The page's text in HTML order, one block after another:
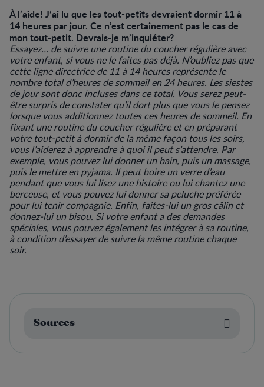
À l’aide! J’ai lu que les tout-petits devraient dormir 11 à
14 heures par jour. Ce n’est certainement pas le cas de
mon tout-petit. Devrais-je m’inquiéter?
Essayez… de suivre une routine du coucher régulière avec
votre enfant, si vous ne le faites pas déjà. N’oubliez pas que
cette ligne directrice de 11 à 14 heures représente le
nombre total d’heures de sommeil en 24 heures. Les siestes
de jour sont donc incluses dans ce total. Vous serez peut-
être surpris de constater qu’il dort plus que vous le pensez
lorsque vous additionnez toutes ces heures de sommeil. En
fixant une routine du coucher régulière et en préparant
votre tout-petit à dormir de la même façon tous les soirs,
vous l’aiderez à apprendre à quoi il peut s’attendre. Par
exemple, vous pouvez lui donner un bain, puis un massage,
puis le mettre en pyjama. Il peut boire un verre d’eau
pendant que vous lui lisez une histoire ou lui chantez une
berceuse, et vous pouvez lui donner sa peluche préférée
pour lui tenir compagnie. Enfin, faites-lui un gros câlin et
donnez-lui un bisou. Si votre enfant a des demandes
spéciales, vous pouvez également les intégrer à sa routine,
à condition d’essayer de suivre la même routine chaque
soir.
Sources